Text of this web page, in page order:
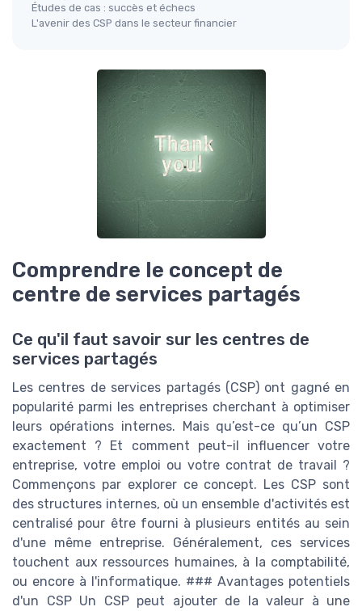
Études de cas : succès et échecs
L'avenir des CSP dans le secteur financier
Comprendre le concept de
centre de services partagés
Ce qu'il faut savoir sur les centres de
services partagés
Les centres de services partagés (CSP) ont gagné en
popularité parmi les entreprises cherchant à optimiser
leurs opérations internes. Mais qu’est-ce qu’un CSP
exactement ? Et comment peut-il influencer votre
entreprise, votre emploi ou votre contrat de travail ?
Commençons par explorer ce concept. Les CSP sont
des structures internes, où un ensemble d'activités est
centralisé pour être fourni à plusieurs entités au sein
d'une même entreprise. Généralement, ces services
touchent aux ressources humaines, à la comptabilité,
ou encore à l'informatique. ### Avantages potentiels
d'un CSP Un CSP peut ajouter de la valeur à une